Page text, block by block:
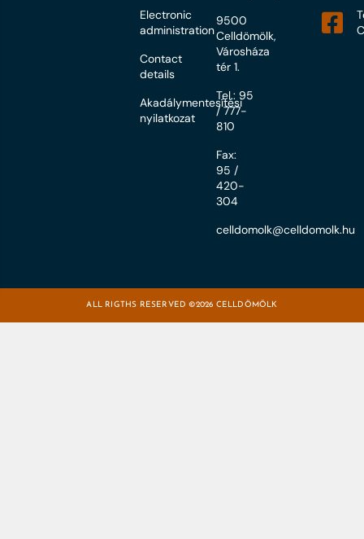
Electronic
administration
Contact
details
Akadálymentesítési
nyilatkozat
9500
Celldömölk,
Városháza
tér 1.
Tel.: 95
/ 777-
810
Fax:
95 /
420-
304
celldomolk@celldomolk.hu
ALL RIGTHS RESERVED ©2026 CELLDÖMÖLK